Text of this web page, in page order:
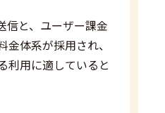
信と、ユーザー課金
体系が採用され、
利用に適していると